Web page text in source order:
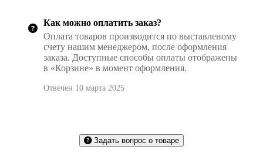
Как можно оплатить заказ?
Оплата товаров производится по выставленому
счету нашим менеджером, после оформления
заказа. Доступные способы оплаты отображены
в «Корзине» в момент оформления.
Отвечен 10 марта 2025
Задать вопрос о товаре